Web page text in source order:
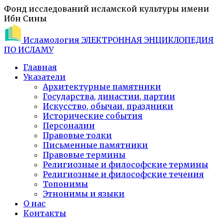
Фонд исследований исламской культуры имени
Ибн Сины
Исламология ЭЛЕКТРОННАЯ ЭНЦИКЛОПЕДИЯ
ПО ИСЛАМУ
Главная
Указатели
Архитектурные памятники
Государства, династии, партии
Искусство, обычаи, праздники
Исторические события
Персоналии
Правовые толки
Письменные памятники
Правовые термины
Религиозные и философские термины
Религиозные и философские течения
Топонимы
Этнонимы и языки
О нас
Контакты